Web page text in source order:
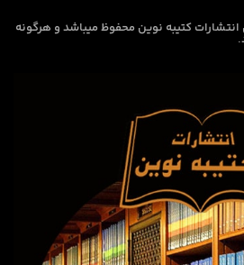
انتشارات کتیبه نوین محفوظ میباشد و هرگونه